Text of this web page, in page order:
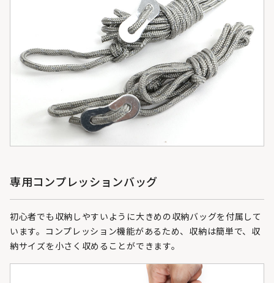
専用コンプレッションバッグ
初心者でも収納しやすいように大きめの収納バッグを付属して
います。コンプレッション機能があるため、収納は簡単で、収
納サイズを小さく収めることができます。